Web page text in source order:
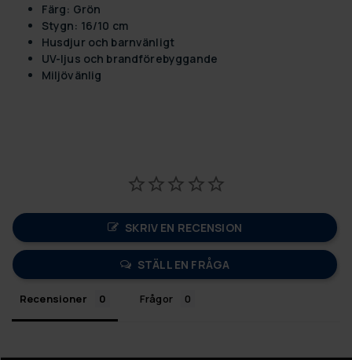
Färg: Grön
Stygn: 16/10 cm
Husdjur och barnvänligt
UV-ljus och brandförebyggande
Miljövänlig
SKRIV EN RECENSION
STÄLL EN FRÅGA
Recensioner Frågor